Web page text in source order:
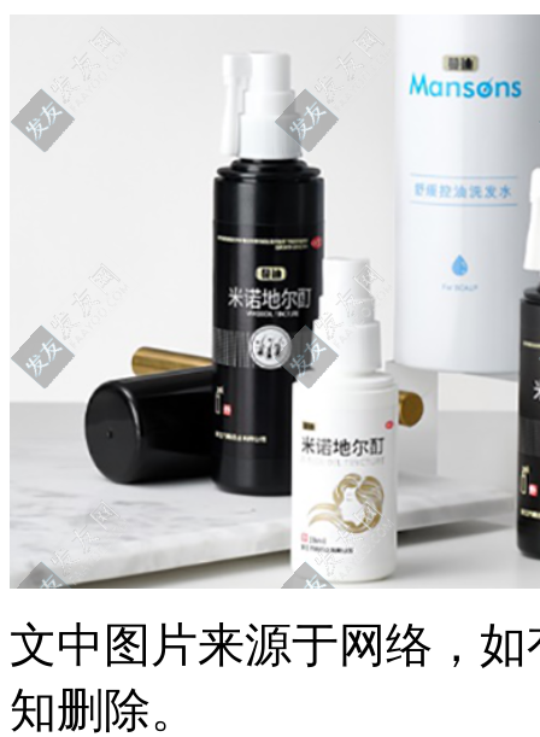
文中图片来源于网络，如
知删除。